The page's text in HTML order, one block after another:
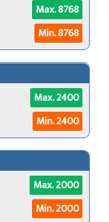
Max. 8768
Min. 8768
Max. 2400
Min. 2400
Max. 2000
Min. 2000